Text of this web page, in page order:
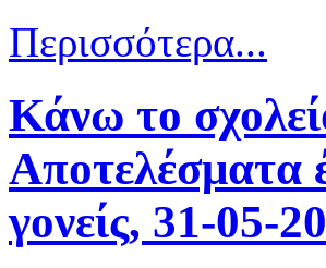
Περισσότερα...
Κάνω το
Αποτελέσματα
γονείς, 31-05-